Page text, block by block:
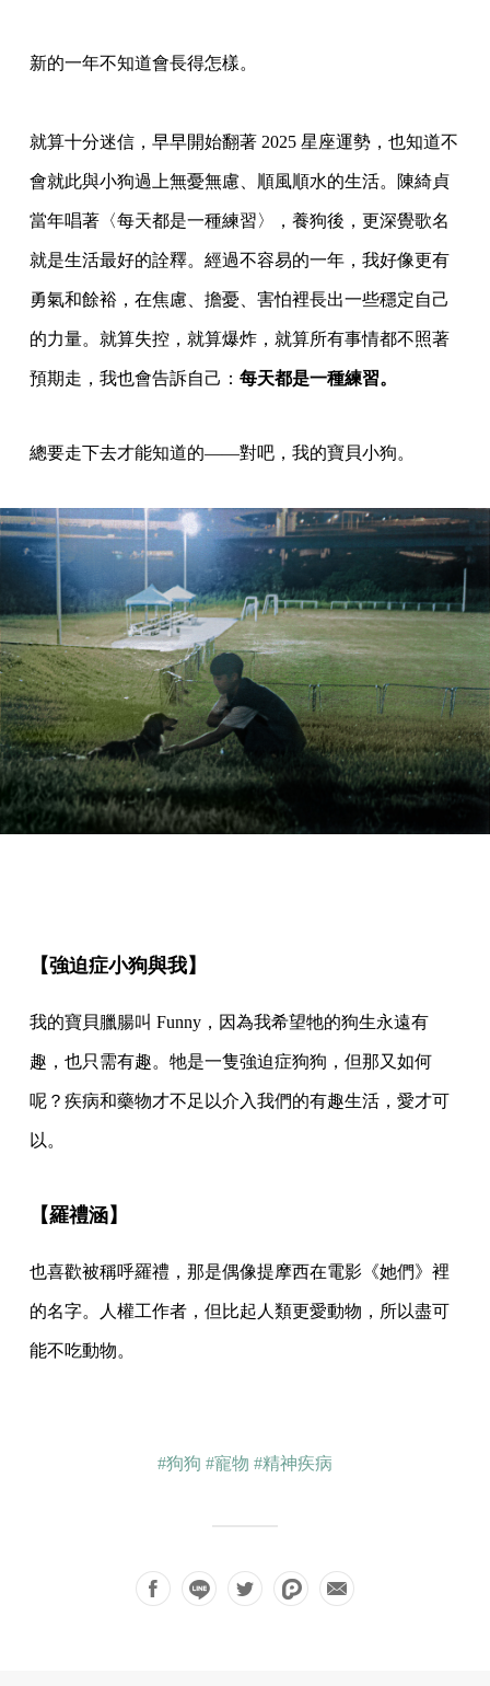
新的一年不知道會長得怎樣。
就算十分迷信，早早開始翻著 2025 星座運勢，也知道不
會就此與小狗過上無憂無慮、順風順水的生活。陳綺貞
當年唱著〈每天都是一種練習〉，養狗後，更深覺歌名
就是生活最好的詮釋。經過不容易的一年，我好像更有
勇氣和餘裕，在焦慮、擔憂、害怕裡長出一些穩定自己
的力量。就算失控，就算爆炸，就算所有事情都不照著
預期走，我也會告訴自己： 每天都是一種練習。
總要走下去才能知道的——對吧，我的寶貝小狗。
【強迫症小狗與我】
我的寶貝臘腸叫 Funny，因為我希望牠的狗生永遠有
趣，也只需有趣。牠是一隻強迫症狗狗，但那又如何
呢？疾病和藥物才不足以介入我們的有趣生活，愛才可
以。
【羅禮涵】
也喜歡被稱呼羅禮，那是偶像提摩西在電影《她們》裡
的名字。人權工作者，但比起人類更愛動物，所以盡可
能不吃動物。
#狗狗 #寵物 #精神疾病